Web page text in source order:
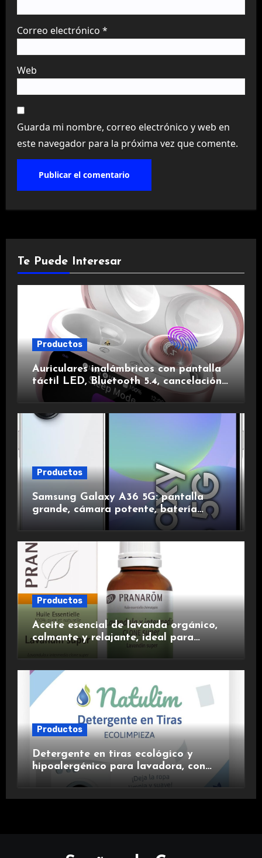
Correo electrónico *
Web
Guarda mi nombre, correo electrónico y web en
este navegador para la próxima vez que comente.
Te Puede Interesar
Productos
Auriculares inalámbricos con pantalla
táctil LED, Bluetooth 5.4, cancelación
de ruido, impermeables y de larga
duración.
Productos
Samsung Galaxy A36 5G: pantalla
grande, cámara potente, batería
duradera y carga rápida para una
Productos
Aceite esencial de lavanda orgánico,
calmante y relajante, ideal para
Productos
Detergente en tiras ecológico y
hipoalergénico para lavadora, con
suavizante incluido y fragancia de
lavanda.